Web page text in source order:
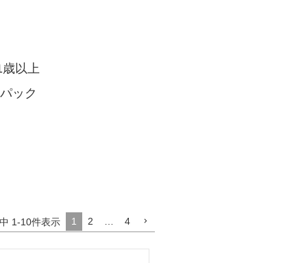
歳以上
ック
1-10件表示 1 2 … 4